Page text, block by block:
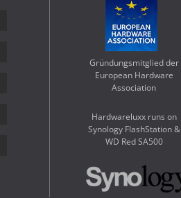
Gründungsmitglied der
European Hardware
Association
Hardwareluxx runs on
Synology FlashStation &
WD Red SA500